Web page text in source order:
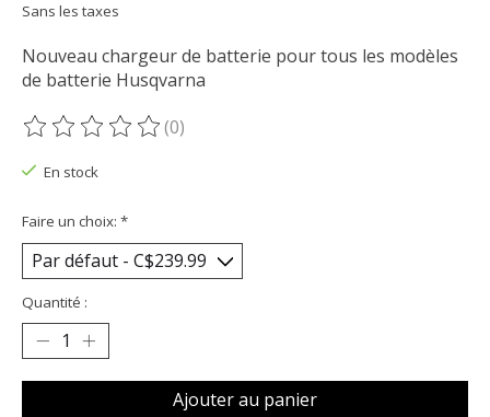
Sans les taxes
Nouveau chargeur de batterie pour tous les modèles
de batterie Husqvarna
Ce produit est évalué à
(0)
En stock
Faire un choix: *
Quantité :
Ajouter au panier